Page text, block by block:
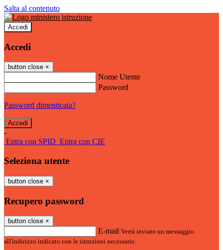
Salta al contenuto
Accedi
Accedi
button close ×
Nome Utente
Password
Password dimenticata?
-
Entra con SPID Entra con CIE
Seleziona utente
button close ×
Recupero password
button close ×
E-mail Verrà inviato un messaggio
all'indirizzo indicato con le istruzioni necessarie.